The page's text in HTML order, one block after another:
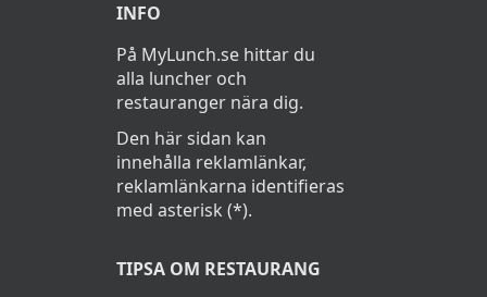
INFO
På MyLunch.se hittar du
alla luncher och
restauranger nära dig.
Den här sidan kan
innehålla reklamlänkar,
reklamlänkarna identifieras
med asterisk (*).
TIPSA OM RESTAURANG